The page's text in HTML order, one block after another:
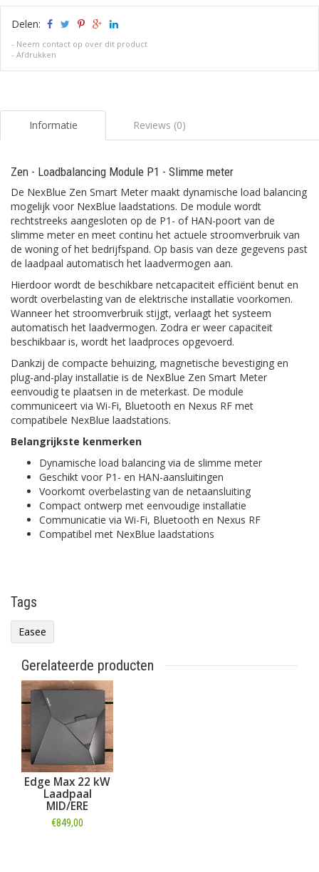
Delen:
- Neem contact op over dit product
- Afdrukken
Informatie Reviews (0)
Zen - Loadbalancing Module P1 - Slimme meter
De NexBlue Zen Smart Meter maakt dynamische load balancing
mogelijk voor NexBlue laadstations. De module wordt
rechtstreeks aangesloten op de P1- of HAN-poort van de
slimme meter en meet continu het actuele stroomverbruik van
de woning of het bedrijfspand. Op basis van deze gegevens past
de laadpaal automatisch het laadvermogen aan.
Hierdoor wordt de beschikbare netcapaciteit efficiënt benut en
wordt overbelasting van de elektrische installatie voorkomen.
Wanneer het stroomverbruik stijgt, verlaagt het systeem
automatisch het laadvermogen. Zodra er weer capaciteit
beschikbaar is, wordt het laadproces opgevoerd.
Dankzij de compacte behuizing, magnetische bevestiging en
plug-and-play installatie is de NexBlue Zen Smart Meter
eenvoudig te plaatsen in de meterkast. De module
communiceert via Wi-Fi, Bluetooth en Nexus RF met
compatibele NexBlue laadstations.
Belangrijkste kenmerken
Dynamische load balancing via de slimme meter
Geschikt voor P1- en HAN-aansluitingen
Voorkomt overbelasting van de netaansluiting
Compact ontwerp met eenvoudige installatie
Communicatie via Wi-Fi, Bluetooth en Nexus RF
Compatibel met NexBlue laadstations
Tags
Easee
Gerelateerde producten
Edge Max 22 kW
Laadpaal
MID/ERE
€849,00